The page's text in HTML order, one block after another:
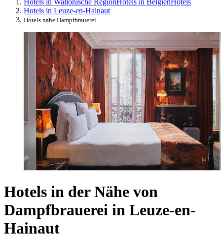
Hotels in Leuze-en-Hainaut
Hotels nahe Dampfbrauerei
Hotels in der Nähe von
Dampfbrauerei in Leuze-en-
Hainaut